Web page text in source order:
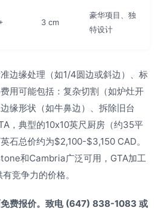
3 cm
豪华项目、独
特设计
边缘处理（如1/4圆边或斜边）、标
用可能包括：复杂切割（如炉灶开
缘形状（如牛鼻边）、拆除旧台
，典型的10x10英尺厨房（约35平
石总价约为$2,100-$3,150 CAD。
和Cambria广泛可用，GTA加工
竞争力的价格。
免费报价。致电 (647) 838-1083 或